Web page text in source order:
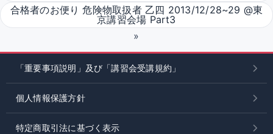
合格者のお便り 危険物取扱者 乙四 2013/12/28~29 @東
京講習会場 Part3
»
「重要事項説明」及び「講習会受講規約」
個人情報保護方針
特定商取引法に基づく表示